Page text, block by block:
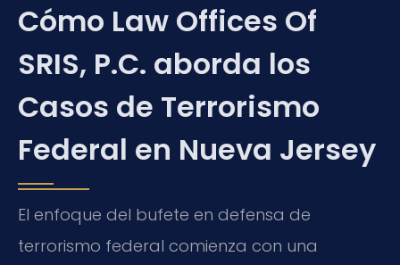
Cómo Law Offices Of
SRIS, P.C. aborda los
Casos de Terrorismo
Federal en Nueva Jersey
El enfoque del bufete en defensa de
terrorismo federal comienza con una